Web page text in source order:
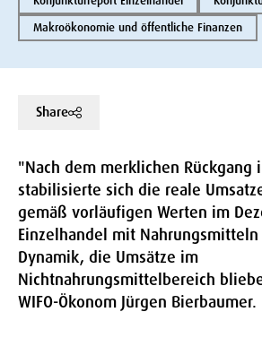
Makroökonomie und öffentliche Finanzen
Share
"Nach dem merklichen Rückgang
stabilisierte sich die reale
gemäß vorläufigen Werten im
Einzelhandel mit
Dynamik, die Umsätze im
Nichtnahrungsmittelbereich
WIFO-Ökonom Jürgen Bierbaumer.